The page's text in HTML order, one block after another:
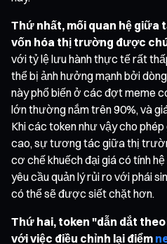
Thứ nhất, mối quan hệ giữa
vốn hóa thị trường được
với tỷ lệ lưu hành thực tế rất
thể bị ảnh hưởng mạnh bởi
này phổ biến ở các đợt meme
lớn thường nắm trên 90%, và
Khi các token như vậy cho
cao, sự tương tác giữa thị
cơ chế khuếch đại giá có tính
yêu cầu quản lý rủi ro với phái
có thể sẽ được siết chặt hơn.
Thứ hai, token "dẫn dắt
với việc điều chỉnh lại điểm